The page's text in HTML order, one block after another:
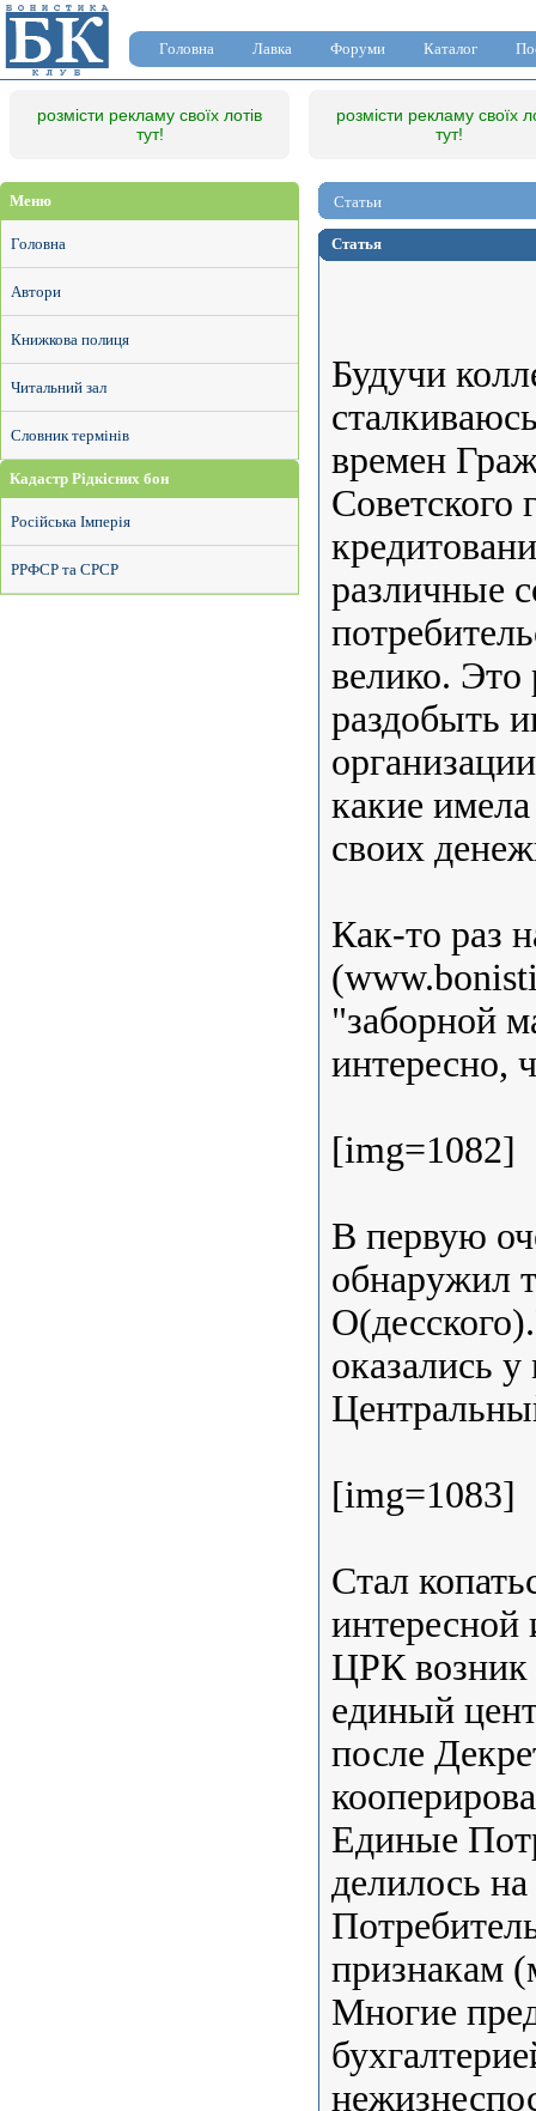
Головна Лавка Форуми Каталог
розмісти рекламу своїх лотів
тут!
розмісти рекламу своїх
тут!
Меню
Головна
Автори
Книжкова полиця
Читальний зал
Словник термінів
Кадастр Рідкісних бон
Російська Імперія
РРФСР та СРСР
Статьи
Статья
Будучи
времен
Советского
различные
велико. Это
раздобыть
какие
своих
Как-то раз
"заборной
интересно,
[img=1082]
В первую
обнаружил
оказались
[img=1083]
Стал
ЦРК возник
единый
после
Единые
делилось
признакам
Многие